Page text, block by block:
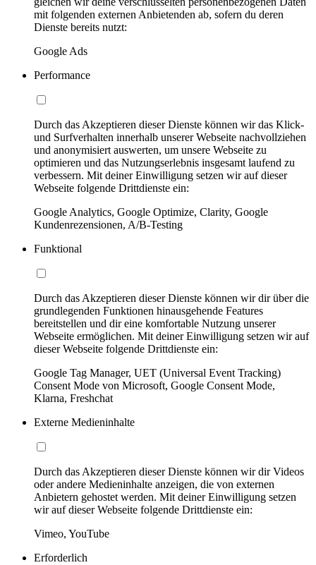
mit folgenden externen Anbietenden ab, sofern du deren
Dienste bereits nutzt:
Google Ads
Performance
Durch das Akzeptieren dieser Dienste können wir das Klick-
und Surfverhalten innerhalb unserer Webseite nachvollziehen
und anonymisiert auswerten, um unsere Webseite zu
optimieren und das Nutzungserlebnis insgesamt laufend zu
verbessern. Mit deiner Einwilligung setzen wir auf dieser
Webseite folgende Drittdienste ein:
Google Analytics, Google Optimize, Clarity, Google
Kundenrezensionen, A/B-Testing
Funktional
Durch das Akzeptieren dieser Dienste können wir dir über die
grundlegenden Funktionen hinausgehende Features
bereitstellen und dir eine komfortable Nutzung unserer
Webseite ermöglichen. Mit deiner Einwilligung setzen wir auf
dieser Webseite folgende Drittdienste ein:
Google Tag Manager, UET (Universal Event Tracking)
Consent Mode von Microsoft, Google Consent Mode,
Klarna, Freshchat
Externe Medieninhalte
Durch das Akzeptieren dieser Dienste können wir dir Videos
oder andere Medieninhalte anzeigen, die von externen
Anbietern gehostet werden. Mit deiner Einwilligung setzen
wir auf dieser Webseite folgende Drittdienste ein:
Vimeo, YouTube
Erforderlich